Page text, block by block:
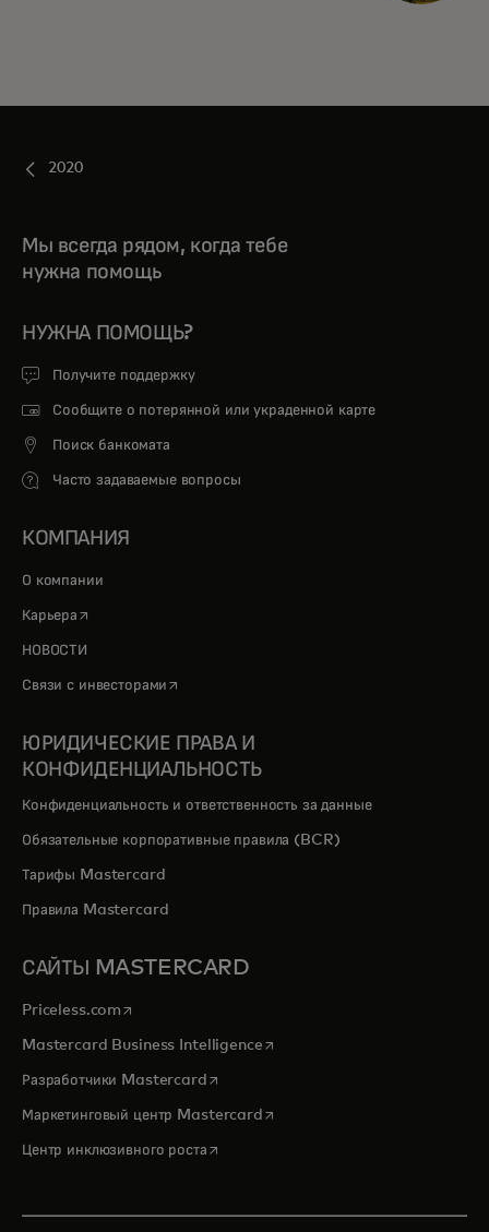
2020
Мы всегда рядом, когда тебе
нужна помощь
НУЖНА ПОМОЩЬ?
Получите поддержку
Сообщите о потерянной или украденной карте
Поиск банкомата
Часто задаваемые вопросы
КОМПАНИЯ
О компании
Карьера opens in a new tab
НОВОСТИ
Связи с инвесторами opens in a new tab
ЮРИДИЧЕСКИЕ ПРАВА И
КОНФИДЕНЦИАЛЬНОСТЬ
Конфиденциальность и ответственность за данные
Обязательные корпоративные правила (BCR)
Тарифы Mastercard
Правила Mastercard
САЙТЫ MASTERCARD
Priceless.com opens in a new tab
Mastercard Business Intelligenceopens in a new tab
Разработчики Mastercardopens in a new tab
Маркетинговый центр Mastercardopens in a new tab
Центр инклюзивного ростаopens in a new tab